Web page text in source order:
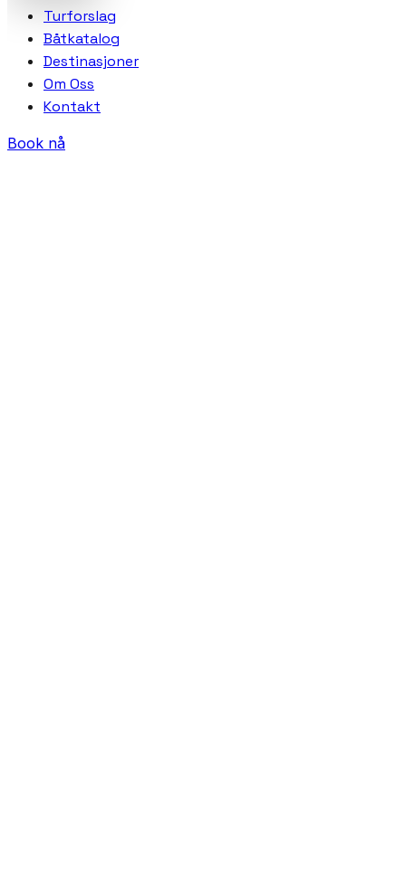
Turforslag
Båtkatalog
Destinasjoner
Om Oss
Kontakt
Book nå